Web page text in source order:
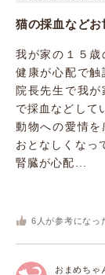
猫の採血などお
我が家の１５
健康が心配で
院長先生で我
で採血などして
動物への愛情を
おとなしくなっ
腎臓が心配...
6 人が参考になっ
おまめちゃ